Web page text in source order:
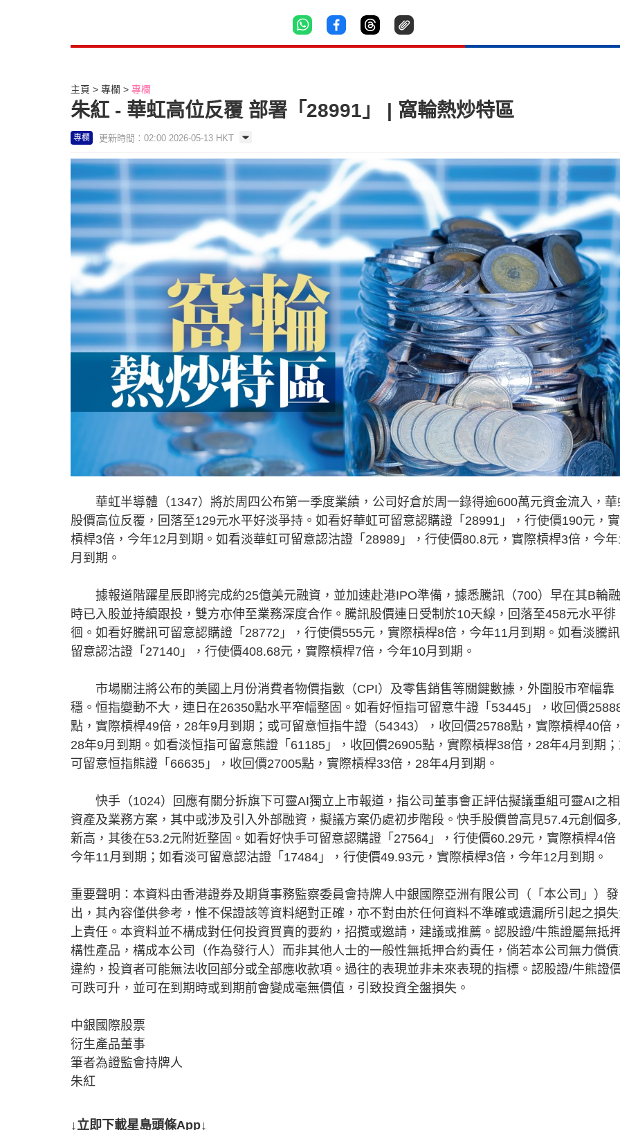
主頁 專欄 專欄
朱紅 - 華虹高位反覆 部署「28991」 | 窩輪熱炒特區
專欄 更新時間：02:00 2026-05-13 HKT
華虹半導體（1347）將於周四公布第一季度業績，公司好倉於周一錄得逾600萬元資金流入，華
股價高位反覆，回落至129元水平好淡爭持。如看好華虹可留意認購證「28991」，行使價190元，
槓桿3倍，今年12月到期。如看淡華虹可留意認沽證「28989」，行使價80.8元，實際槓桿3倍，今
月到期。
據報道階躍星辰即將完成約25億美元融資，並加速赴港IPO準備，據悉騰訊（700）早在其B輪
時已入股並持續跟投，雙方亦伸至業務深度合作。騰訊股價連日受制於10天線，回落至458元水平徘
徊。如看好騰訊可留意認購證「28772」，行使價555元，實際槓桿8倍，今年11月到期。如看淡騰
留意認沽證「27140」，行使價408.68元，實際槓桿7倍，今年10月到期。
市場關注將公布的美國上月份消費者物價指數（CPI）及零售銷售等關鍵數據，外圍股市窄幅靠
穩。恒指變動不大，連日在26350點水平窄幅整固。如看好恒指可留意牛證「53445」，收回價
點，實際槓桿49倍，28年9月到期；或可留意恒指牛證（54343），收回價25788點，實際槓桿40倍
28年9月到期。如看淡恒指可留意熊證「61185」，收回價26905點，實際槓桿38倍，28年4月到期
可留意恒指熊證「66635」，收回價27005點，實際槓桿33倍，28年4月到期。
快手（1024）回應有關分拆旗下可靈AI獨立上市報道，指公司董事會正評估擬議重組可靈AI之
資產及業務方案，其中或涉及引入外部融資，擬議方案仍處初步階段。快手股價曾高見57.4元創個
新高，其後在53.2元附近整固。如看好快手可留意認購證「27564」，行使價60.29元，實際槓桿4倍
今年11月到期；如看淡可留意認沽證「17484」，行使價49.93元，實際槓桿3倍，今年12月到期。
重要聲明：本資料由香港證券及期貨事務監察委員會持牌人中銀國際亞洲有限公司（「本公司」）發
出，其內容僅供參考，惟不保證該等資料絕對正確，亦不對由於任何資料不準確或遺漏所引起之損
上責任。本資料並不構成對任何投資買賣的要約，招攬或邀請，建議或推薦。認股證/牛熊證屬無抵
構性產品，構成本公司（作為發行人）而非其他人士的一般性無抵押合約責任，倘若本公司無力償
違約，投資者可能無法收回部分或全部應收款項。過往的表現並非未來表現的指標。認股證/牛熊證
可跌可升，並可在到期時或到期前會變成毫無價值，引致投資全盤損失。
中銀國際股票
衍生產品董事
筆者為證監會持牌人
朱紅
↓立即下載星島頭條App↓